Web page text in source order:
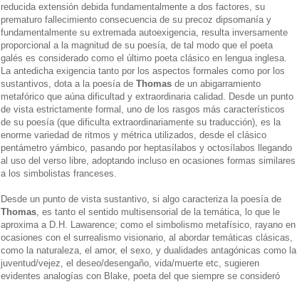
reducida extensión debida fundamentalmente a dos factores, su
prematuro fallecimiento consecuencia de su precoz dipsomanía y
fundamentalmente su extremada autoexigencia, resulta inversamente
proporcional a la magnitud de su poesía, de tal modo que el poeta
galés es considerado como el último poeta clásico en lengua inglesa.
La antedicha exigencia tanto por los aspectos formales como por los
sustantivos, dota a la poesía de Thomas de un abigarramiento
metafórico que aúna dificultad y extraordinaria calidad. Desde un punto
de vista estrictamente formal, uno de los rasgos más característicos
de su poesía (que dificulta extraordinariamente su traducción), es la
enorme variedad de ritmos y métrica utilizados, desde el clásico
pentámetro yámbico, pasando por heptasílabos y octosílabos llegando
al uso del verso libre, adoptando incluso en ocasiones formas similares
a los simbolistas franceses.
Desde un punto de vista sustantivo, si algo caracteriza la poesía de
Thomas , es tanto el sentido multisensorial de la temática, lo que le
aproxima a D.H. Lawarence; como el simbolismo metafísico, rayano en
ocasiones con el surrealismo visionario, al abordar temáticas clásicas,
como la naturaleza, el amor, el sexo, y dualidades antagónicas como la
juventud/vejez, el deseo/desengaño, vida/muerte etc, sugieren
evidentes analogías con Blake, poeta del que siempre se consideró